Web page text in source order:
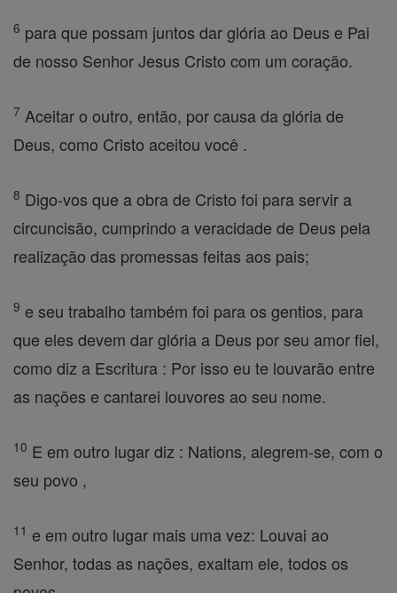
6 para que possam juntos dar glória ao Deus e Pai
de nosso Senhor Jesus Cristo com um coração.
7 Aceitar o outro, então, por causa da glória de
Deus, como Cristo aceitou você .
8 Digo-vos que a obra de Cristo foi para servir a
circuncisão, cumprindo a veracidade de Deus pela
realização das promessas feitas aos pais;
9 e seu trabalho também foi para os gentios, para
que eles devem dar glória a Deus por seu amor fiel,
como diz a Escritura : Por isso eu te louvarão entre
as nações e cantarei louvores ao seu nome.
10 E em outro lugar diz : Nations, alegrem-se, com o
seu povo ,
11 e em outro lugar mais uma vez: Louvai ao
Senhor, todas as nações, exaltam ele, todos os